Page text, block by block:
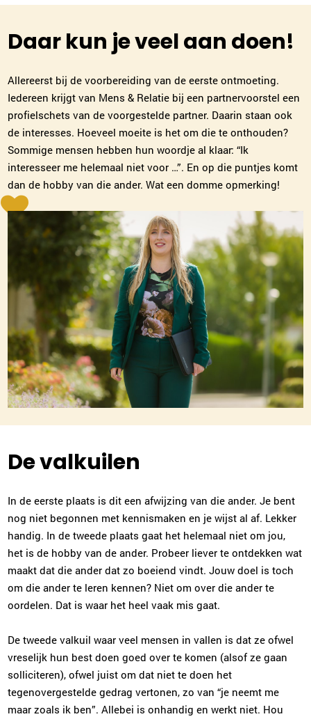
Daar kun je veel aan doen!
Allereerst bij de voorbereiding van de eerste ontmoeting.
Iedereen krijgt van Mens & Relatie bij een partnervoorstel een
profielschets van de voorgestelde partner. Daarin staan ook
de interesses. Hoeveel moeite is het om die te onthouden?
Sommige mensen hebben hun woordje al klaar: “Ik
interesseer me helemaal niet voor …”. En op die puntjes komt
dan de hobby van die ander. Wat een domme opmerking!
De valkuilen
In de eerste plaats is dit een afwijzing van die ander. Je bent
nog niet begonnen met kennismaken en je wijst al af. Lekker
handig. In de tweede plaats gaat het helemaal niet om jou,
het is de hobby van de ander. Probeer liever te ontdekken wat
maakt dat die ander dat zo boeiend vindt. Jouw doel is toch
om die ander te leren kennen? Niet om over die ander te
oordelen. Dat is waar het heel vaak mis gaat.
De tweede valkuil waar veel mensen in vallen is dat ze ofwel
vreselijk hun best doen goed over te komen (alsof ze gaan
solliciteren), ofwel juist om dat niet te doen het
tegenovergestelde gedrag vertonen, zo van “je neemt me
maar zoals ik ben”. Allebei is onhandig en werkt niet. Hou